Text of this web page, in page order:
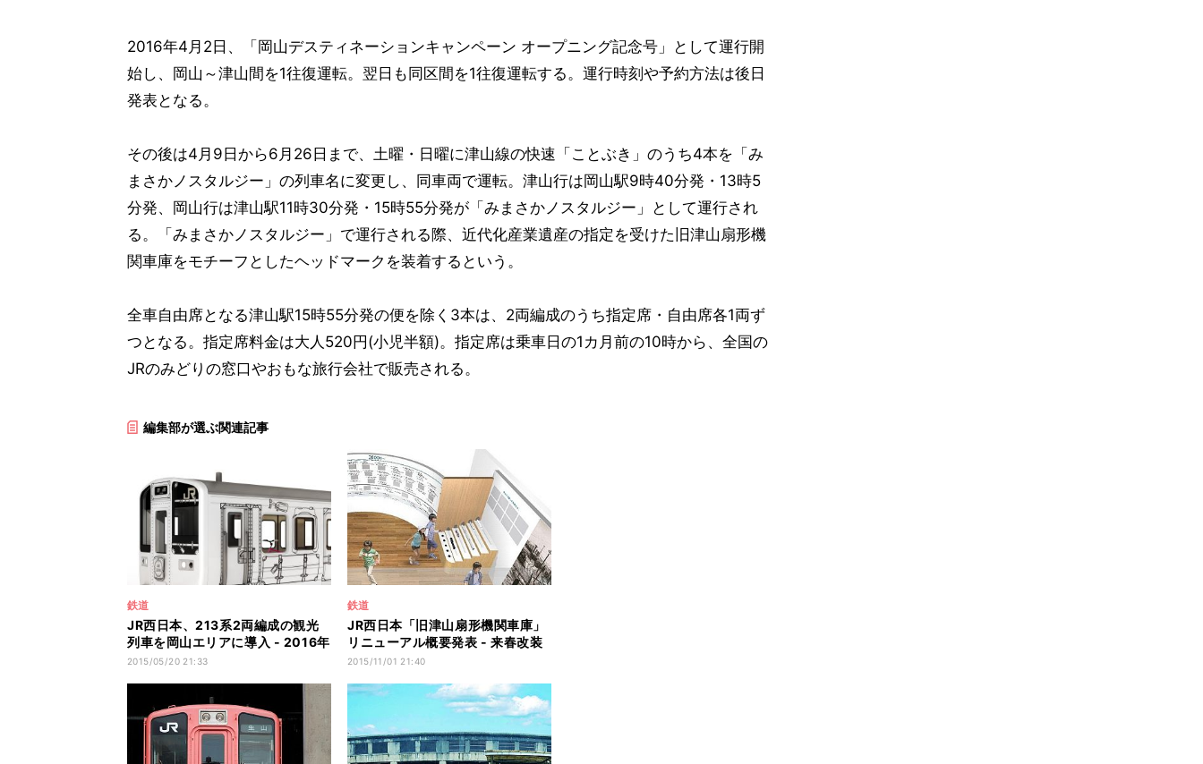
2016年4月2日、「岡山デスティネーションキャンペーン オープニング記念号」として運行開
始し、岡山～津山間を1往復運転。翌日も同区間を1往復運転する。運行時刻や予約方法は後日
発表となる。
その後は4月9日から6月26日まで、土曜・日曜に津山線の快速「ことぶき」のうち4本を「み
まさかノスタルジー」の列車名に変更し、同車両で運転。津山行は岡山駅9時40分発・13時5
分発、岡山行は津山駅11時30分発・15時55分発が「みまさかノスタルジー」として運行され
る。「みまさかノスタルジー」で運行される際、近代化産業遺産の指定を受けた旧津山扇形機
関車庫をモチーフとしたヘッドマークを装着するという。
全車自由席となる津山駅15時55分発の便を除く3本は、2両編成のうち指定席・自由席各1両ず
つとなる。指定席料金は大人520円(小児半額)。指定席は乗車日の1カ月前の10時から、全国の
JRのみどりの窓口やおもな旅行会社で販売される。
編集部が選ぶ関連記事
鉄道
JR西日本、213系2両編成の観光
列車を岡山エリアに導入 - 2016年
春運行開始
2015/05/20 21:33
鉄道
JR西日本「旧津山扇形機関車庫」
リニューアル概要発表 - 来春改装
オープン
2015/11/01 21:40